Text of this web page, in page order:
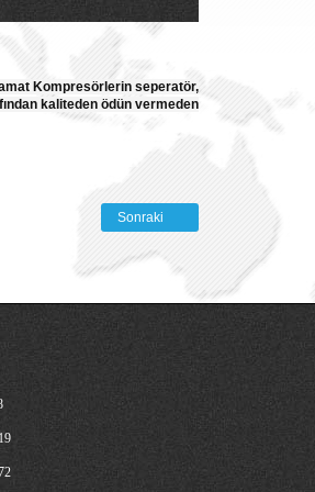
Kompresörlerin seperatör,
kaliteden ödün vermeden
Sonraki